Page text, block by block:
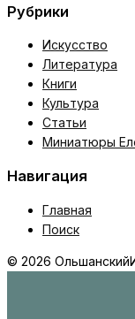
Рубрики
Искусство
Литература
Книги
Культура
Статьи
Миниатюры
Навигация
Главная
Поиск
© 2026 Ольшанский